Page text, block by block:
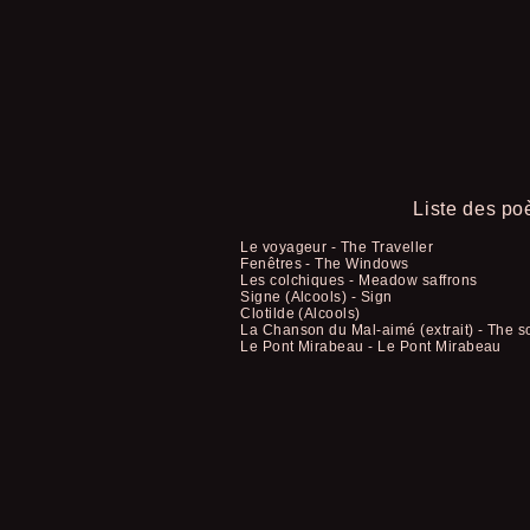
Liste des
Le voyageur - The Traveller
Fenêtres - The Windows
Les colchiques - Meadow saffrons
Signe (Alcools) - Sign
Clotilde (Alcools)
La Chanson du Mal-aimé (extrait) - The
Le Pont Mirabeau - Le Pont Mirabeau